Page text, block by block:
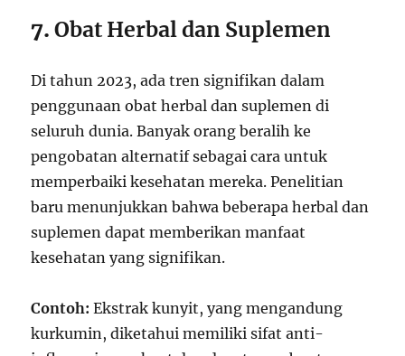
7.Obat Herbal dan Suplemen
Di tahun 2023, ada tren signifikan dalam
penggunaan obat herbal dan suplemen di
seluruh dunia. Banyak orang beralih ke
pengobatan alternatif sebagai cara untuk
memperbaiki kesehatan mereka. Penelitian
baru menunjukkan bahwa beberapa herbal dan
suplemen dapat memberikan manfaat
kesehatan yang signifikan.
Contoh: Ekstrak kunyit, yang mengandung
kurkumin, diketahui memiliki sifat anti-